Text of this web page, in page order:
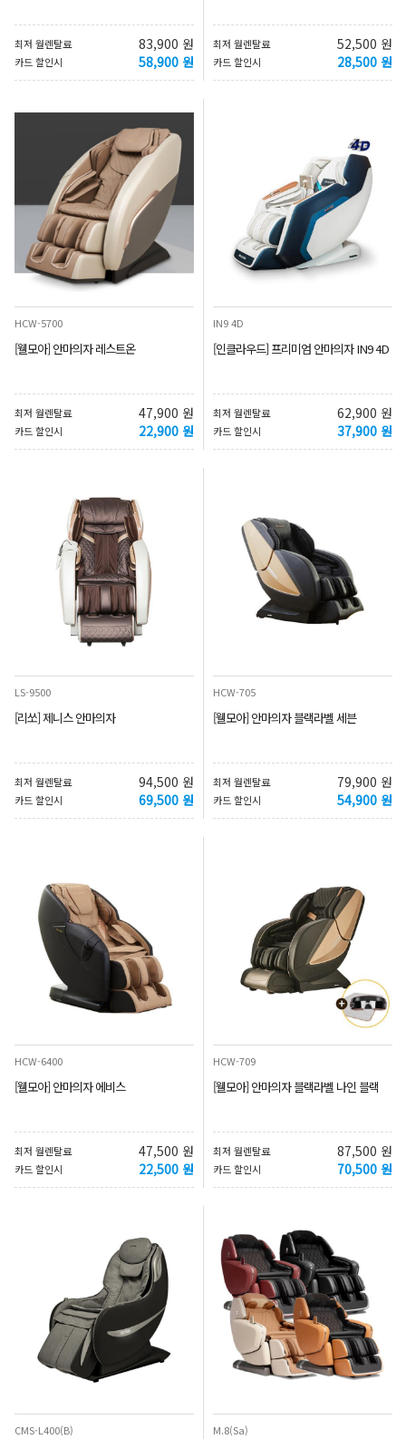
최저 월렌탈료 83,900 원
카드 할인시 58,900 원
최저 월렌탈료 52,500 원
카드 할인시 28,500 원
HCW-5700
[웰모아] 안마의자 레스트온
최저 월렌탈료 47,900 원
카드 할인시 22,900 원
IN9 4D
[인클라우드] 프리미엄 안마의자 IN9 4D
최저 월렌탈료 62,900 원
카드 할인시 37,900 원
LS-9500
[리쏘] 제니스 안마의자
최저 월렌탈료 94,500 원
카드 할인시 69,500 원
HCW-705
[웰모아] 안마의자 블랙라벨 세븐
최저 월렌탈료 79,900 원
카드 할인시 54,900 원
HCW-6400
[웰모아] 안마의자 에비스
최저 월렌탈료 47,500 원
카드 할인시 22,500 원
HCW-709
[웰모아] 안마의자 블랙라벨 나인 블랙
최저 월렌탈료 87,500 원
카드 할인시 70,500 원
CMS-L400(B) M.8(Sa)